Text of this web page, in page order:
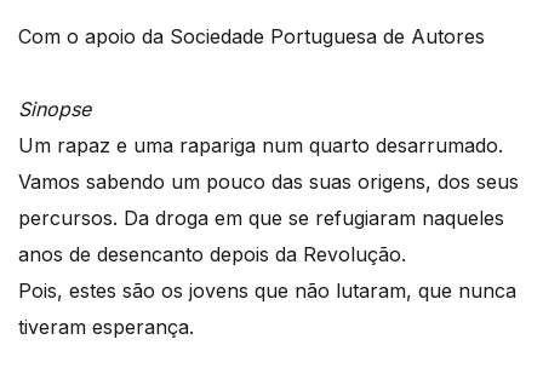
Com o apoio da Sociedade Portuguesa de Autores
Sinopse
Um rapaz e uma rapariga num quarto desarrumado.
Vamos sabendo um pouco das suas origens, dos seus
percursos. Da droga em que se refugiaram naqueles
anos de desencanto depois da Revolução.
Pois, estes são os jovens que não lutaram, que nunca
tiveram esperança.